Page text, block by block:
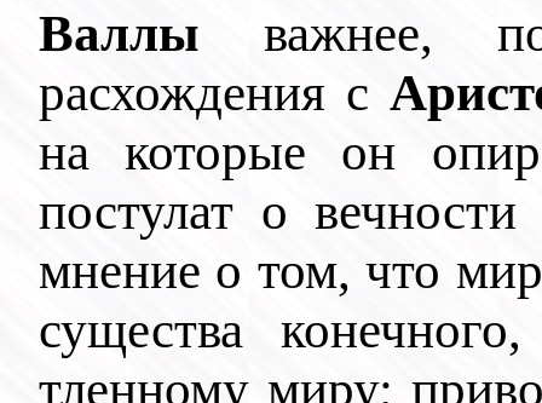
Валлы важнее,
расхождения с
на которые он
постулат о
мнение о том, что
существа
тленному миру;